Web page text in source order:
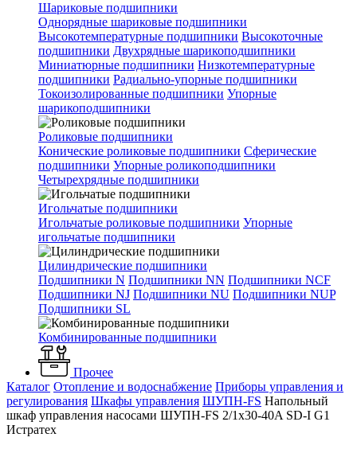
Шариковые подшипники
Однорядные шариковые подшипники
Высокотемпературные подшипники Высокоточные
подшипники Двухрядные шарикоподшипники
Миниатюрные подшипники Низкотемпературные
подшипники Радиально-упорные подшипники
Токоизолированные подшипники Упорные
шарикоподшипники
Роликовые подшипники
Конические роликовые подшипники Сферические
подшипники Упорные роликоподшипники
Четырехрядные подшипники
Игольчатые подшипники
Игольчатые роликовые подшипники Упорные
игольчатые подшипники
Цилиндрические подшипники
Подшипники N Подшипники NN Подшипники NCF
Подшипники NJ Подшипники NU Подшипники NUP
Подшипники SL
Комбинированные подшипники
Прочее
Каталог Отопление и водоснабжение Приборы управления и
регулирования Шкафы управления ШУПН-FS Напольный
шкаф управления насосами ШУПН-FS 2/1x30-40A SD-I G1
Истратех